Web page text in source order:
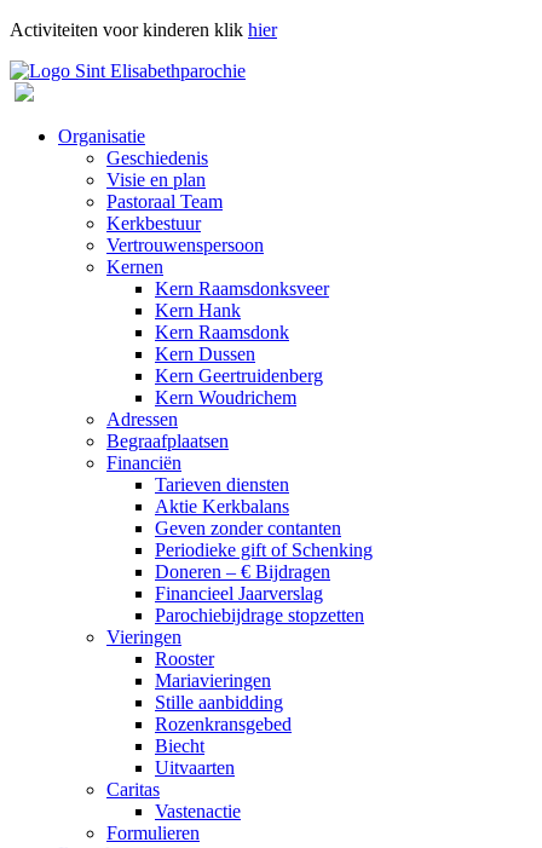
Activiteiten voor kinderen klik hier
Organisatie
Geschiedenis
Visie en plan
Pastoraal Team
Kerkbestuur
Vertrouwenspersoon
Kernen
Kern Raamsdonksveer
Kern Hank
Kern Raamsdonk
Kern Dussen
Kern Geertruidenberg
Kern Woudrichem
Adressen
Begraafplaatsen
Financiën
Tarieven diensten
Aktie Kerkbalans
Geven zonder contanten
Periodieke gift of Schenking
Doneren – € Bijdragen
Financieel Jaarverslag
Parochiebijdrage stopzetten
Vieringen
Rooster
Mariavieringen
Stille aanbidding
Rozenkransgebed
Biecht
Uitvaarten
Caritas
Vastenactie
Formulieren